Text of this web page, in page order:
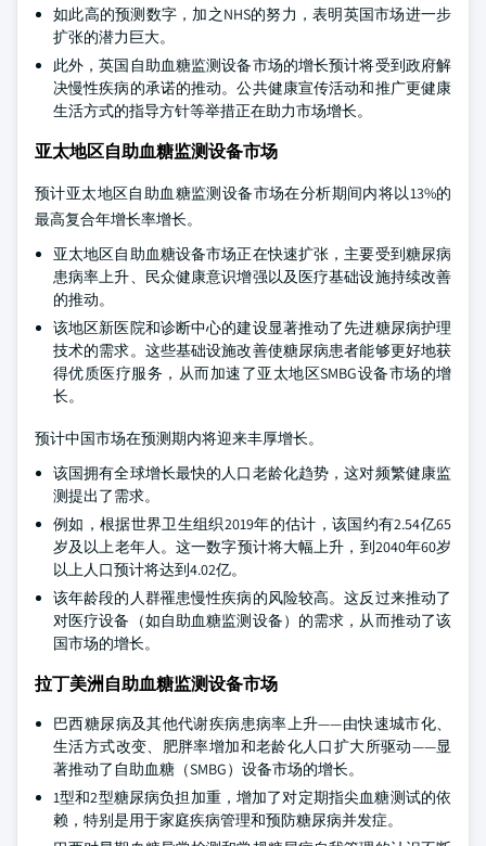
如此高的预测数字，加之NHS的努力，表明英国市场进一步
扩张的潜力巨大。
此外，英国自助血糖监测设备市场的增长预计将受到政府解
决慢性疾病的承诺的推动。公共健康宣传活动和推广更健康
生活方式的指导方针等举措正在助力市场增长。
亚太地区自助血糖监测设备市场
预计亚太地区自助血糖监测设备市场在分析期间内将以13%的
最高复合年增长率增长。
亚太地区自助血糖设备市场正在快速扩张，主要受到糖尿病
患病率上升、民众健康意识增强以及医疗基础设施持续改善
的推动。
该地区新医院和诊断中心的建设显著推动了先进糖尿病护理
技术的需求。这些基础设施改善使糖尿病患者能够更好地获
得优质医疗服务，从而加速了亚太地区SMBG设备市场的增
长。
预计中国市场在预测期内将迎来丰厚增长。
该国拥有全球增长最快的人口老龄化趋势，这对频繁健康监
测提出了需求。
例如，根据世界卫生组织2019年的估计，该国约有2.54亿65
岁及以上老年人。这一数字预计将大幅上升，到2040年60岁
以上人口预计将达到4.02亿。
该年龄段的人群罹患慢性疾病的风险较高。这反过来推动了
对医疗设备（如自助血糖监测设备）的需求，从而推动了该
国市场的增长。
拉丁美洲自助血糖监测设备市场
巴西糖尿病及其他代谢疾病患病率上升——由快速城市化、
生活方式改变、肥胖率增加和老龄化人口扩大所驱动——显
著推动了自助血糖（SMBG）设备市场的增长。
1型和2型糖尿病负担加重，增加了对定期指尖血糖测试的依
赖，特别是用于家庭疾病管理和预防糖尿病并发症。